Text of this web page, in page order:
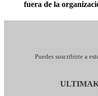
fuera de la
Puedes suscribirte a